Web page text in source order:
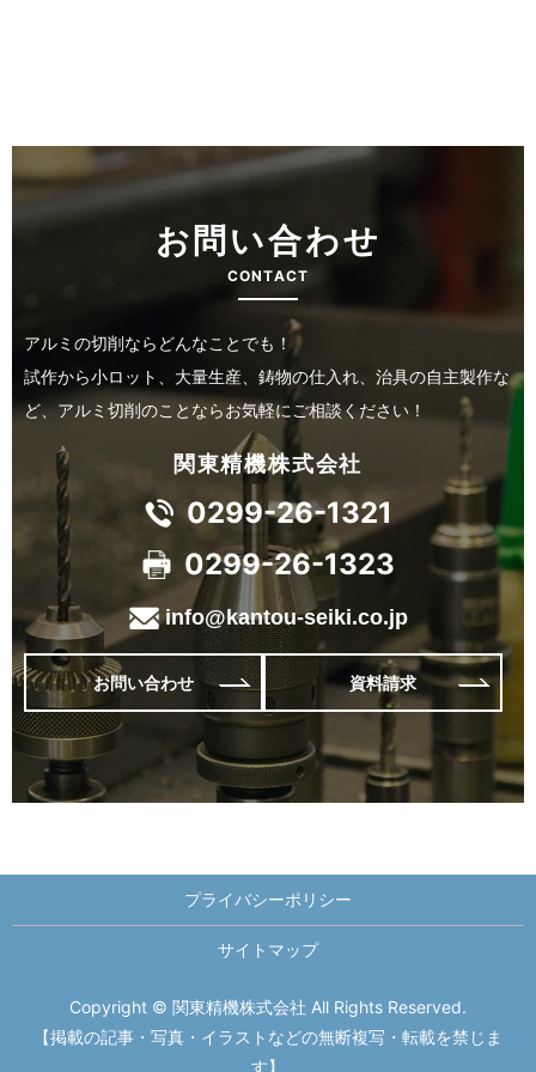
お問い合わせ
CONTACT
アルミの切削ならどんなことでも！
試作から小ロット、大量生産、鋳物の仕入れ、治具の自主製作な
ど、アルミ切削のことならお気軽にご相談ください！
関東精機株式会社
0299-26-1321
0299-26-1323
info@kantou-seiki.co.jp
お問い合わせ 資料請求
プライバシーポリシー
サイトマップ
Copyright © 関東精機株式会社 All Rights Reserved.
【掲載の記事・写真・イラストなどの無断複写・転載を禁じま
す】